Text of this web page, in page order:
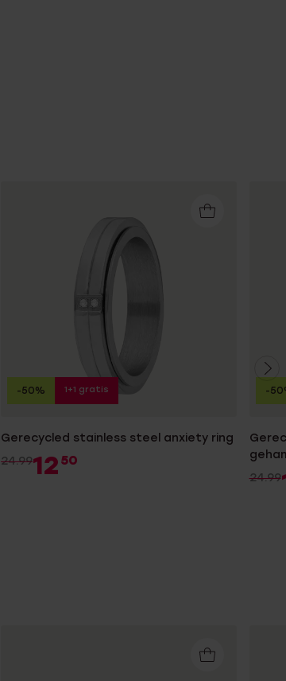
Gerecycled stainless steel anxiety ring
24.9912 50
-50% 1+1 gratis
24.99
-